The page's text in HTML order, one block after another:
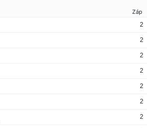
Záp
2
2
2
2
2
2
2